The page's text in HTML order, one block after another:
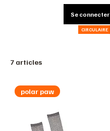
Se connecter
CIRCULAIRE
7 articles
polar paw